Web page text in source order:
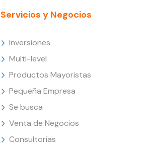
Servicios y Negocios
Inversiones
Multi-level
Productos Mayoristas
Pequeña Empresa
Se busca
Venta de Negocios
Consultorías